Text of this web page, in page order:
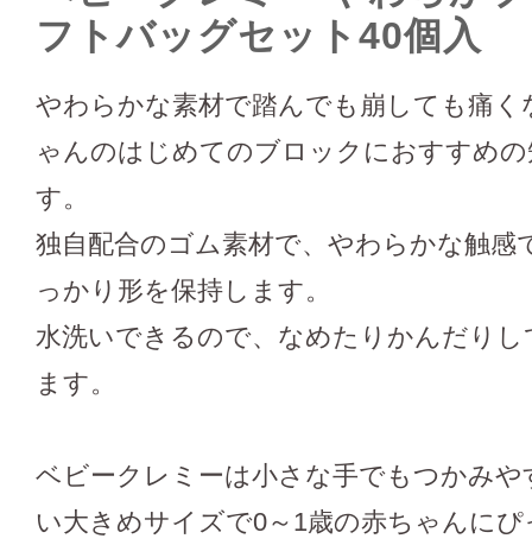
フトバッグセット40個入
やわらかな素材で踏んでも崩しても痛く
ゃんのはじめてのブロックにおすすめ
す。
独自配合のゴム素材で、やわらかな触感
っかり形を保持します。
水洗いできるので、なめたりかんだりし
ます。
ベビークレミーは小さな手でもつかみや
い大きめサイズで0～1歳の赤ちゃんに